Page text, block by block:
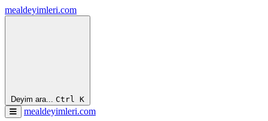
mealdeyimleri.com
Deyim ara... Ctrl K
mealdeyimleri.com